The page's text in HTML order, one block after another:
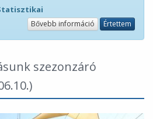
Bővebb információ Értettem
szezonzáró